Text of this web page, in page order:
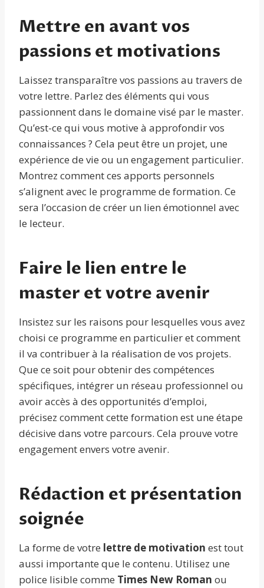
Mettre en avant vos
passions et motivations
Laissez transparaître vos passions au travers de
votre lettre. Parlez des éléments qui vous
passionnent dans le domaine visé par le master.
Qu’est-ce qui vous motive à approfondir vos
connaissances ? Cela peut être un projet, une
expérience de vie ou un engagement particulier.
Montrez comment ces apports personnels
s’alignent avec le programme de formation. Ce
sera l’occasion de créer un lien émotionnel avec
le lecteur.
Faire le lien entre le
master et votre avenir
Insistez sur les raisons pour lesquelles vous avez
choisi ce programme en particulier et comment
il va contribuer à la réalisation de vos projets.
Que ce soit pour obtenir des compétences
spécifiques, intégrer un réseau professionnel ou
avoir accès à des opportunités d’emploi,
précisez comment cette formation est une étape
décisive dans votre parcours. Cela prouve votre
engagement envers votre avenir.
Rédaction et présentation
soignée
La forme de votre lettre de motivation est tout
aussi importante que le contenu. Utilisez une
police lisible comme Times New Roman ou